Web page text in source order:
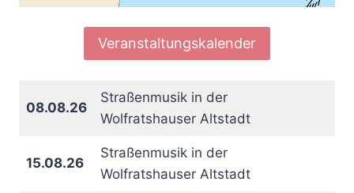
Veranstaltungskalender
08.08.26
Straßenmusik in der
Wolfratshauser Altstadt
15.08.26
Straßenmusik in der
Wolfratshauser Altstadt